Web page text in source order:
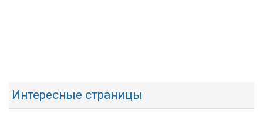
Интересные страницы